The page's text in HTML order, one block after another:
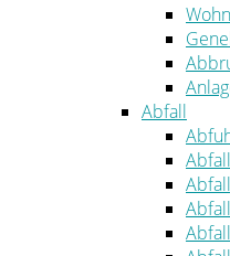
Abfall